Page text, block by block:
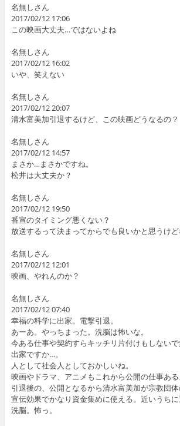
名無しさん
2017/02/12 17:06
この映画大丈夫…ではないよね
名無しさん
2017/02/12 16:02
いや、笑えない
名無しさん
2017/02/12 20:07
清水富美加引退するけど、この映画どうなるの？
名無しさん
2017/02/12 14:57
まさか…まさかですね。
松井は大丈夫か？
名無しさん
2017/02/12 19:50
番宣のタイミング悪くない？
放送するって決まってからでも良いかと思うけど
名無しさん
2017/02/12 12:01
映画、やれんのか？
名無しさん
2017/02/12 07:40
幸福の科学に出家。電撃引退。
あーあ。やっちまった。洗脳は怖いな。
今ある仕事や契約すらキッチリ片付けもしない
出家ですか…。
人として社会人としておかしいね。
映画やドラマ、アニメもこれから公開の仕事あ
引退後の、公開となるから清水富美加が宗教団
宣伝効果でかなり資金集めに使える。近いうちに
洗脳。怖っ。